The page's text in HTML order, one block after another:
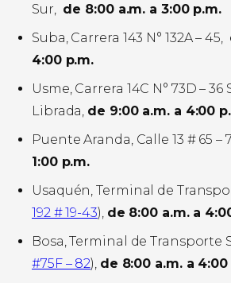
Sur, de 8:00 a.m. a 3:00 p.m.
Suba, Carrera 143 N° 132A – 45,
4:00 p.m.
Usme, Carrera 14C N° 73D – 36
Librada, de 9:00 a.m. a 4:00
Puente Aranda, Calle 13 # 65 –
1:00 p.m.
Usaquén, Terminal de
192 # 19-43), de 8:00 a.m. a
Bosa, Terminal de Transporte
#75F – 82), de 8:00 a.m. a 4:00